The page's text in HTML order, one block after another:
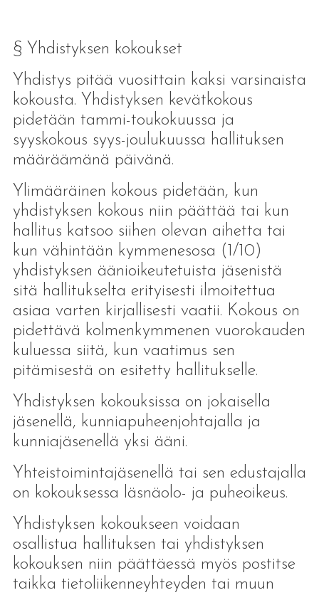
§ Yhdistyksen kokoukset
Yhdistys pitää vuosittain kaksi varsinaista
kokousta. Yhdistyksen kevätkokous
pidetään tammi-toukokuussa ja
syyskokous syys-joulukuussa hallituksen
määräämänä päivänä.
Ylimääräinen kokous pidetään, kun
yhdistyksen kokous niin päättää tai kun
hallitus katsoo siihen olevan aihetta tai
kun vähintään kymmenesosa (1/10)
yhdistyksen äänioikeutetuista jäsenistä
sitä hallitukselta erityisesti ilmoitettua
asiaa varten kirjallisesti vaatii. Kokous on
pidettävä kolmenkymmenen vuorokauden
kuluessa siitä, kun vaatimus sen
pitämisestä on esitetty hallitukselle.
Yhdistyksen kokouksissa on jokaisella
jäsenellä, kunniapuheenjohtajalla ja
kunniajäsenellä yksi ääni.
Yhteistoimintajäsenellä tai sen edustajalla
on kokouksessa läsnäolo- ja puheoikeus.
Yhdistyksen kokoukseen voidaan
osallistua hallituksen tai yhdistyksen
kokouksen niin päättäessä myös postitse
taikka tietoliikenneyhteyden tai muun